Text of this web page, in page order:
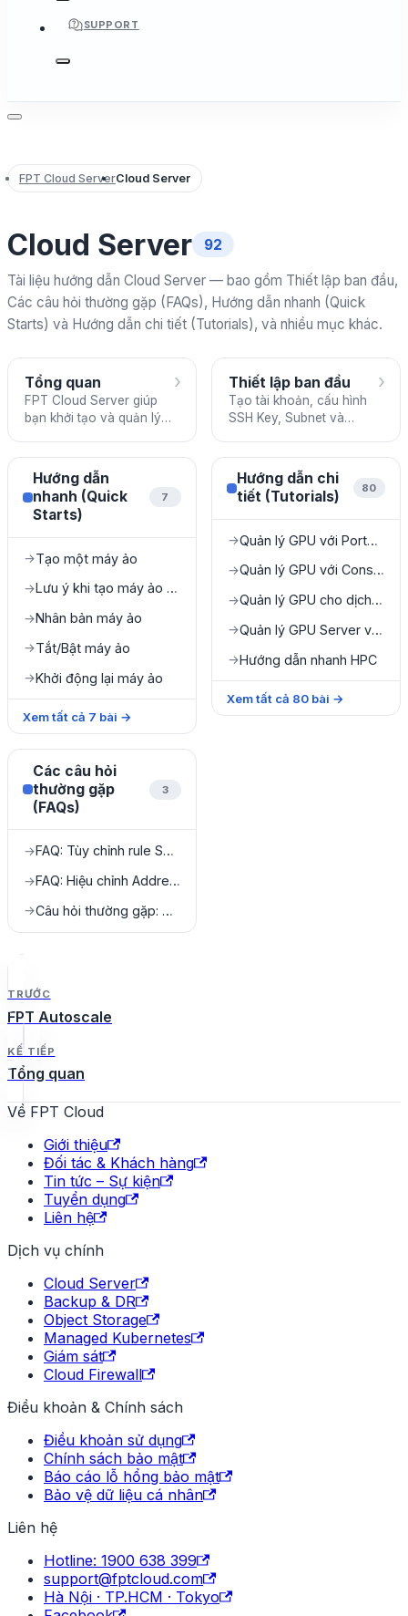
SUPPORT
FPT Cloud ServerCloud Server
Cloud Server 92
Tài liệu hướng dẫn Cloud Server — bao gồm Thiết lập ban đầu,
Các câu hỏi thường gặp (FAQs), Hướng dẫn nhanh (Quick
Starts) và Hướng dẫn chi tiết (Tutorials), và nhiều mục khác.
Tổng quan
FPT Cloud Server giúp
bạn khởi tạo và quản lý
bảo mật và linh hoạt.
› Thiết lập ban đầu
Tạo tài khoản, cấu hình
SSH Key, Subnet và
Server.
›
Hướng dẫn
nhanh (Quick
Starts)
7
→Tạo một máy ảo
→ Lưu ý khi tạo máy ảo từ file ISO
→Nhân bản máy ảo
→Tắt/Bật máy ảo
→Khởi động lại máy ảo
Xem tất cả 7 bài →
Hướng dẫn chi
tiết (Tutorials)
80
→ Quản lý GPU với Portal Console
→ Quản lý GPU với Console Portal
→ Quản lý GPU cho dịch vụ Specific
→ Quản lý GPU Server với HPC Portal
→Hướng dẫn nhanh HPC
Xem tất cả 80 bài →
Các câu hỏi
thường gặp
(FAQs)
3
→ FAQ: Tùy chỉnh rule Security Group
→ FAQ: Hiệu chỉnh Address Pair
→ Câu hỏi thường gặp: NAT Instance
TRƯỚC
FPT Autoscale
KẾ TIẾP
Tổng quan
Về FPT Cloud
Giới thiệu
Đối tác & Khách hàng
Tin tức – Sự kiện
Tuyển dụng
Liên hệ
Dịch vụ chính
Cloud Server
Backup & DR
Object Storage
Managed Kubernetes
Giám sát
Cloud Firewall
Điều khoản & Chính sách
Điều khoản sử dụng
Chính sách bảo mật
Báo cáo lỗ hổng bảo mật
Bảo vệ dữ liệu cá nhân
Liên hệ
Hotline: 1900 638 399
support@fptcloud.com
Hà Nội · TP.HCM · Tokyo